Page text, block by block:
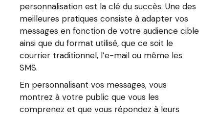
personnalisation est la clé du succès. Une des
meilleures pratiques consiste à adapter vos
messages en fonction de votre audience cible
ainsi que du format utilisé, que ce soit le
courrier traditionnel, l’e-mail ou même les
SMS.
En personnalisant vos messages, vous
montrez à votre public que vous les
comprenez et que vous répondez à leurs